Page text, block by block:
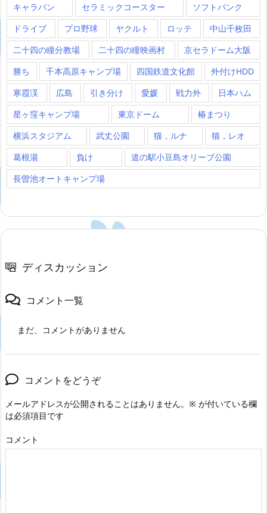
キャラバン
セラミックコースター
ソフトバンク
ドライブ
プロ野球 ヤクルト ロッテ
中山千枚田
二十四の瞳分教場
二十四の瞳映画村
京セラドーム大阪
勝ち
千本高原キャンプ場 四国鉄道文化館
外付けHDD
寒霞渓
広島 引き分け 愛媛 戦力外
日本ハム
星ヶ窪キャンプ場
東京ドーム
椿まつり
横浜スタジアム
武丈公園 猫，ルナ
猫，レオ
葛根湯
負け
道の駅小豆島オリーブ公園
長曽池オートキャンプ場
ディスカッション
コメント一覧
まだ、コメントがありません
コメントをどうぞ
メールアドレスが公開されることはありません。 ※ が付いている欄
は必須項目です
コメント